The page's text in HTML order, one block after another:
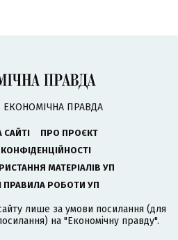
ЕКОНОМІЧНА ПРАВДА
САЙТІ
ПРО ПРОЄКТ
МАТЕРІАЛІВ УП
ПРАВИЛА РОБОТИ УП
лише за умови посилання (для
на "Економічну правду".